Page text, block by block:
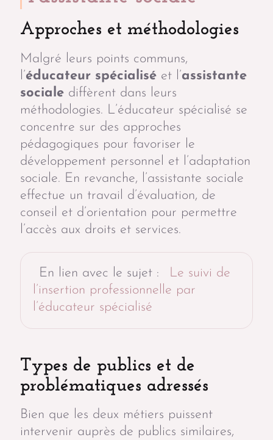
Approches et méthodologies
Malgré leurs points communs,
l’éducateur spécialisé et l’assistante
sociale diffèrent dans leurs
méthodologies. L’éducateur spécialisé se
concentre sur des approches
pédagogiques pour favoriser le
développement personnel et l’adaptation
sociale. En revanche, l’assistante sociale
effectue un travail d’évaluation, de
conseil et d’orientation pour permettre
l’accès aux droits et services.
En lien avec le sujet :
Le suivi de
l’insertion professionnelle par
l’éducateur spécialisé
Types de publics et de
problématiques adressés
Bien que les deux métiers puissent
intervenir auprès de publics similaires,